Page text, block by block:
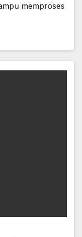
memproses